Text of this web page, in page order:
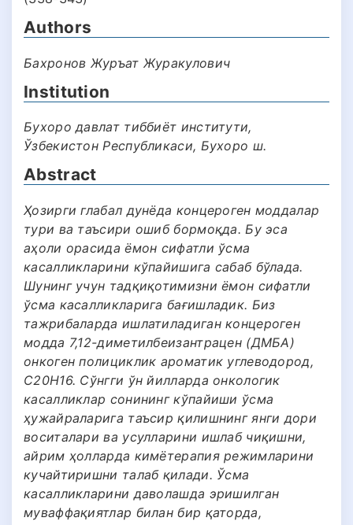
Authors
Бахронов Журъат Журакулович
Institution
Бухоро давлат тиббиёт институти,
Ўзбекистон Республикаси, Бухоро ш.
Abstract
Ҳозирги глабал дунёда концероген моддалар
тури ва таъсири ошиб бормоқда. Бу эса
аҳоли орасида ёмон сифатли ўсма
касалликларини кўпайишига сабаб бўлада.
Шунинг учун тадқиқотимизни ёмон сифатли
ўсма касалликларига бағишладик. Биз
тажрибаларда ишлатиладиган концероген
модда 7,12-диметилбеизантрацен (ДМБА)
онкоген полициклик ароматик углеводород,
С20Н16. Сўнгги ўн йилларда онкологик
касалликлар сонининг кўпайиши ўсма
ҳужайраларига таъсир қилишнинг янги дори
воситалари ва усулларини ишлаб чиқишни,
айрим ҳолларда кимётерапия режимларини
кучайтиришни талаб қилади. Ўсма
касалликларини даволашда эришилган
муваффақиятлар билан бир қаторда,